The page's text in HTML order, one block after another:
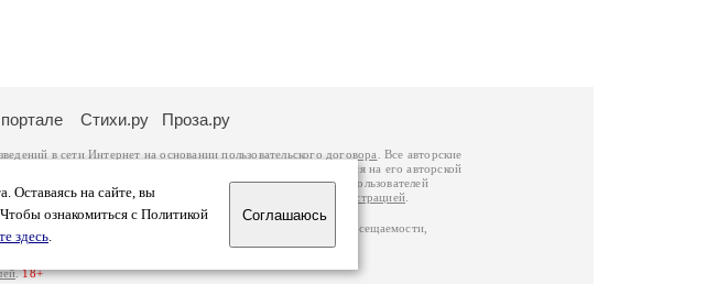
Оставаясь на сайте, вы
ознакомиться с Политикой
здесь.
Соглашаюсь
Стихи.ру Проза.ру
в сети Интернет на основаниипользовательского договора
. Все авторские
только с согласия его автора, к которому вы можете обратиться на его авторской
законодательства Российской Федерации. Данные пользователей
более подробнуюинформацию о портале связаться с администрацией
более полумиллиона страниц по данным счетчика посещаемости,
и количество посетителей.
.18+